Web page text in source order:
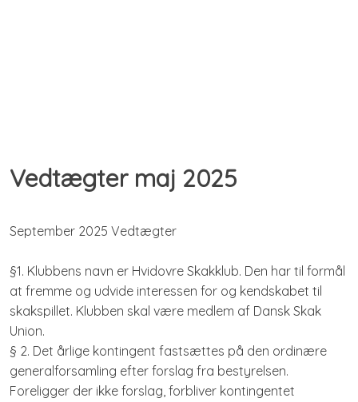
Vedtægter​ maj 2025
September 2025 Vedtægter
§1. Klubbens navn er Hvidovre Skakklub. Den har til formål
at fremme og udvide interessen for og kendskabet til
skakspillet. Klubben skal være medlem af Dansk Skak
Union.
§ 2. Det årlige kontingent fastsættes på den ordinære
generalforsamling efter forslag fra bestyrelsen.
Foreligger der ikke forslag, forbliver kontingentet